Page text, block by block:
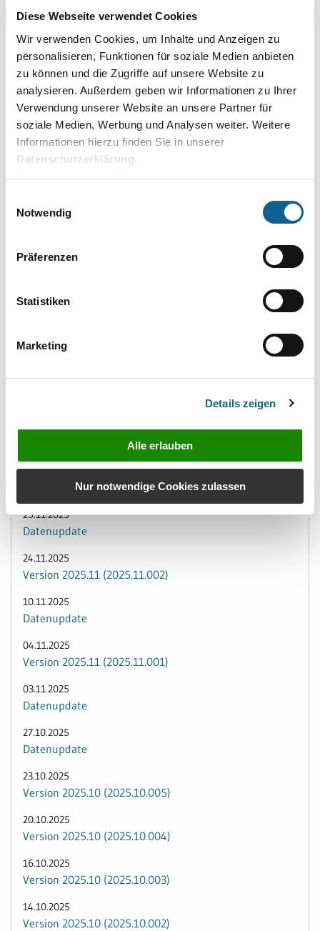
Diese Webseite verwendet Cookies
Wir verwenden Cookies, um Inhalte und Anzeigen zu
personalisieren, Funktionen für soziale Medien anbieten
zu können und die Zugriffe auf unsere Website zu
analysieren. Außerdem geben wir Informationen zu Ihrer
Verwendung unserer Website an unsere Partner für
soziale Medien, Werbung und Analysen weiter. Weitere
Informationen hierzu finden Sie in unserer
Datenschutzerklärung.
Impressum
Notwendig
Präferenzen
Statistiken
Marketing
Details zeigen
Alle erlauben
Nur notwendige Cookies zulassen
05.02.2026
Version 2026.02 (2026.02.001)
29.01.2026
Version 2026.01 (2026.01.004)
28.01.2026
Version 2026.01 (2026.01.003)
19.01.2026
Datenupdate
06.01.2026
05.01.2026
16.12.2025
11.12.2025
Version 2025.12 (2025.12.001)
01.12.2025
26.11.2025
Version 2025.11 (2025.11.003)
25.11.2025
Datenupdate
24.11.2025
Version 2025.11 (2025.11.002)
10.11.2025
Datenupdate
04.11.2025
Version 2025.11 (2025.11.001)
03.11.2025
Datenupdate
27.10.2025
Datenupdate
23.10.2025
Version 2025.10 (2025.10.005)
20.10.2025
Version 2025.10 (2025.10.004)
16.10.2025
Version 2025.10 (2025.10.003)
14.10.2025
Version 2025.10 (2025.10.002)